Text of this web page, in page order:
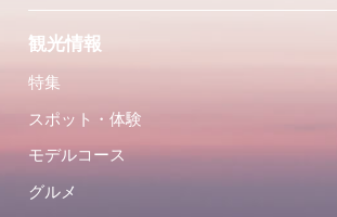
観光情報
特集
スポット・体験
モデルコース
グルメ